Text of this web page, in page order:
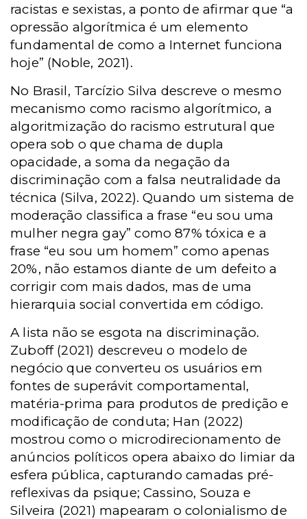
racistas e sexistas, a ponto de afirmar que “a
opressão algorítmica é um elemento
fundamental de como a Internet funciona
hoje” (Noble, 2021).
No Brasil, Tarcízio Silva descreve o mesmo
mecanismo como racismo algorítmico, a
algoritmização do racismo estrutural que
opera sob o que chama de dupla
opacidade, a soma da negação da
discriminação com a falsa neutralidade da
técnica (Silva, 2022). Quando um sistema de
moderação classifica a frase “eu sou uma
mulher negra gay” como 87% tóxica e a
frase “eu sou um homem” como apenas
20%, não estamos diante de um defeito a
corrigir com mais dados, mas de uma
hierarquia social convertida em código.
A lista não se esgota na discriminação.
Zuboff (2021) descreveu o modelo de
negócio que converteu os usuários em
fontes de superávit comportamental,
matéria-prima para produtos de predição e
modificação de conduta; Han (2022)
mostrou como o microdirecionamento de
anúncios políticos opera abaixo do limiar da
esfera pública, capturando camadas pré-
reflexivas da psique; Cassino, Souza e
Silveira (2021) mapearam o colonialismo de